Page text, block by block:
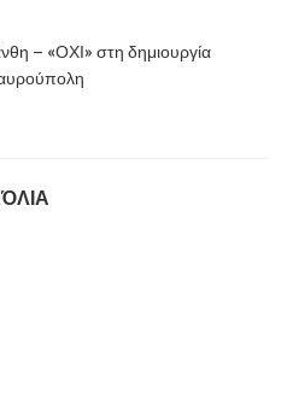
– «ΟΧΙ» στη δημιουργία